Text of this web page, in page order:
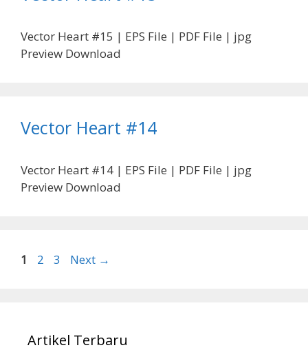
Vector Heart #15 | EPS File | PDF File | jpg
Preview Download
Vector Heart #14
Vector Heart #14 | EPS File | PDF File | jpg
Preview Download
Page
1 Page
2 Page
3 Next →
Artikel Terbaru